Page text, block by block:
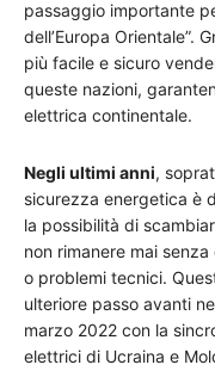
passaggio importante
dell’Europa Orientale”.
più facile e sicuro
queste nazioni,
elettrica continentale.
Negli ultimi anni,
sicurezza energetica è
la possibilità di
non rimanere mai
o problemi tecnici.
ulteriore passo avanti
marzo 2022 con la
elettrici di Ucraina e